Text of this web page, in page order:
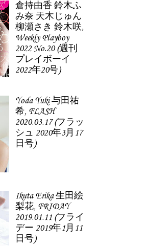
倉持由香 鈴木ふ
み奈 天木じゅん
柳瀬さき 鈴木咲,
Weekly Playboy
2022 No.20 (週刊
プレイボーイ
2022年20号)
Yoda Yuki 与田祐
希, FLASH
2020.03.17 (フラッ
シュ 2020年3月17
日号)
Ikuta Erika 生田絵
梨花, FRIDAY
2019.01.11 (フライ
デー 2019年1月11
日号)